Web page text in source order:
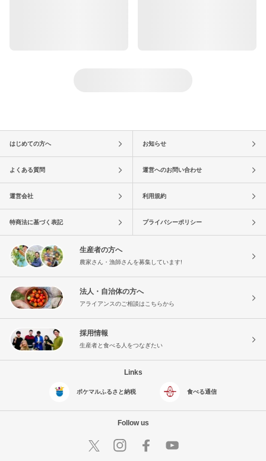
はじめての方へ お知らせ
よくある質問 運営へのお問い合わせ
運営会社 利用規約
特商法に基づく表記 プライバシーポリシー
生産者の方へ
農家さん・漁師さんを募集しています!
法人・自治体の方へ
アライアンスのご相談はこちらから
採用情報
生産者と食べる人をつなぎたい
Links
ポケマルふるさと納税 食べる通信
Follow us